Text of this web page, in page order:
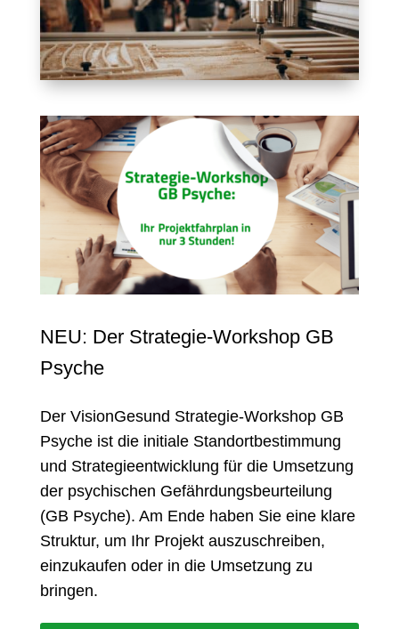
NEU: Der Strategie-Workshop GB
Psyche
Der VisionGesund Strategie-Workshop GB
Psyche ist die initiale Standortbestimmung
und Strategieentwicklung für die Umsetzung
der psychischen Gefährdungsbeurteilung
(GB Psyche). Am Ende haben Sie eine klare
Struktur, um Ihr Projekt auszuschreiben,
einzukaufen oder in die Umsetzung zu
bringen.